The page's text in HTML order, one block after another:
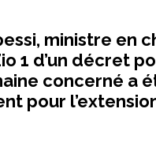
ministre
1 d’un décret
concerné a
pour